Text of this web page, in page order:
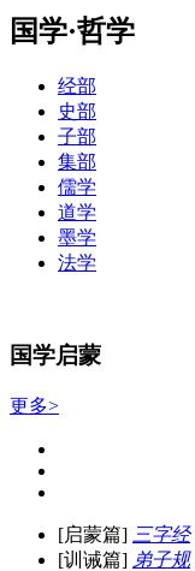
国学·哲学
经部
史部
子部
集部
儒学
道学
墨学
法学
国学启蒙
更多>
[启蒙篇] 三字经
[训诫篇] 弟子规